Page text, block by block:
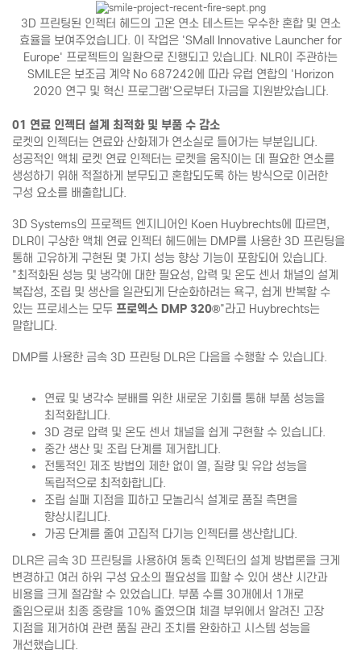
3D 프린팅된 인젝터 헤드의 고온 연소 테스트는 우수한 혼합 및 연소
효율을 보여주었습니다. 이 작업은 'SMall Innovative Launcher for
Europe' 프로젝트의 일환으로 진행되고 있습니다. NLR이 주관하는
SMILE은 보조금 계약 No 687242에 따라 유럽 연합의 'Horizon
2020 연구 및 혁신 프로그램'으로부터 자금을 지원받았습니다.
01 연료 인젝터 설계 최적화 및 부품 수 감소
로켓의 인젝터는 연료와 산화제가 연소실로 들어가는 부분입니다.
성공적인 액체 로켓 연료 인젝터는 로켓을 움직이는 데 필요한 연소를
생성하기 위해 적절하게 분무되고 혼합되도록 하는 방식으로 이러한
구성 요소를 배출합니다.
3D Systems의 프로젝트 엔지니어인 Koen Huybrechts에 따르면,
DLR이 구상한 액체 연료 인젝터 헤드에는 DMP를 사용한 3D 프린팅을
통해 고유하게 구현된 몇 가지 성능 향상 기능이 포함되어 있습니다.
"최적화된 성능 및 냉각에 대한 필요성, 압력 및 온도 센서 채널의 설계
복잡성, 조립 및 생산을 일관되게 단순화하려는 욕구, 쉽게 반복할 수
있는 프로세스는 모두 프로엑스 DMP 320®"라고 Huybrechts는
말합니다.
DMP를 사용한 금속 3D 프린팅 DLR은 다음을 수행할 수 있습니다.
연료 및 냉각수 분배를 위한 새로운 기회를 통해 부품 성능을
최적화합니다.
3D 경로 압력 및 온도 센서 채널을 쉽게 구현할 수 있습니다.
중간 생산 및 조립 단계를 제거합니다.
전통적인 제조 방법의 제한 없이 열, 질량 및 유압 성능을
독립적으로 최적화합니다.
조립 실패 지점을 피하고 모놀리식 설계로 품질 측면을
향상시킵니다.
가공 단계를 줄여 고집적 다기능 인젝터를 생산합니다.
DLR은 금속 3D 프린팅을 사용하여 동축 인젝터의 설계 방법론을 크게
변경하고 여러 하위 구성 요소의 필요성을 피할 수 있어 생산 시간과
비용을 크게 절감할 수 있었습니다. 부품 수를 30개에서 1개로
줄임으로써 최종 중량을 10% 줄였으며 체결 부위에서 알려진 고장
지점을 제거하여 관련 품질 관리 조치를 완화하고 시스템 성능을
개선했습니다.